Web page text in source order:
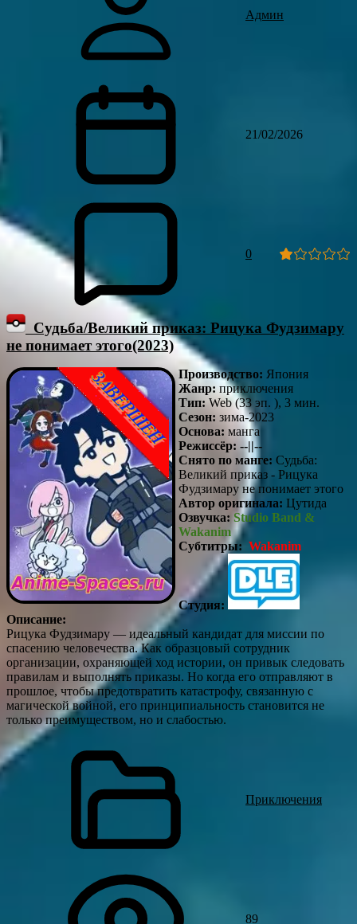
Админ
21/02/2026
0
Судьба/Великий приказ: Рицука Фудзимару
не понимает этого(2023)
Производство: Япония
Жанр: приключения
Тип:Web (33 эп. ), 3 мин.
Сезон: зима-2023
Основа: манга
Режиссёр: --||--
Снято по манге: Судьба:
Великий приказ - Рицука
Фудзимару не понимает этого
Автор оригинала: Цутида
Озвучка: Studio Band &
Wakanim
Субтитры: Wakanim
Студия:
Описание:
Рицука Фудзимару — идеальный кандидат для миссии по
спасению человечества. Как образцовый сотрудник
организации, охраняющей ход истории, он привык следовать
правилам и выполнять приказы. Но когда его отправляют в
прошлое, чтобы предотвратить катастрофу, связанную с
магической войной, его принципиальность становится не
только преимуществом, но и слабостью.
Приключения
89